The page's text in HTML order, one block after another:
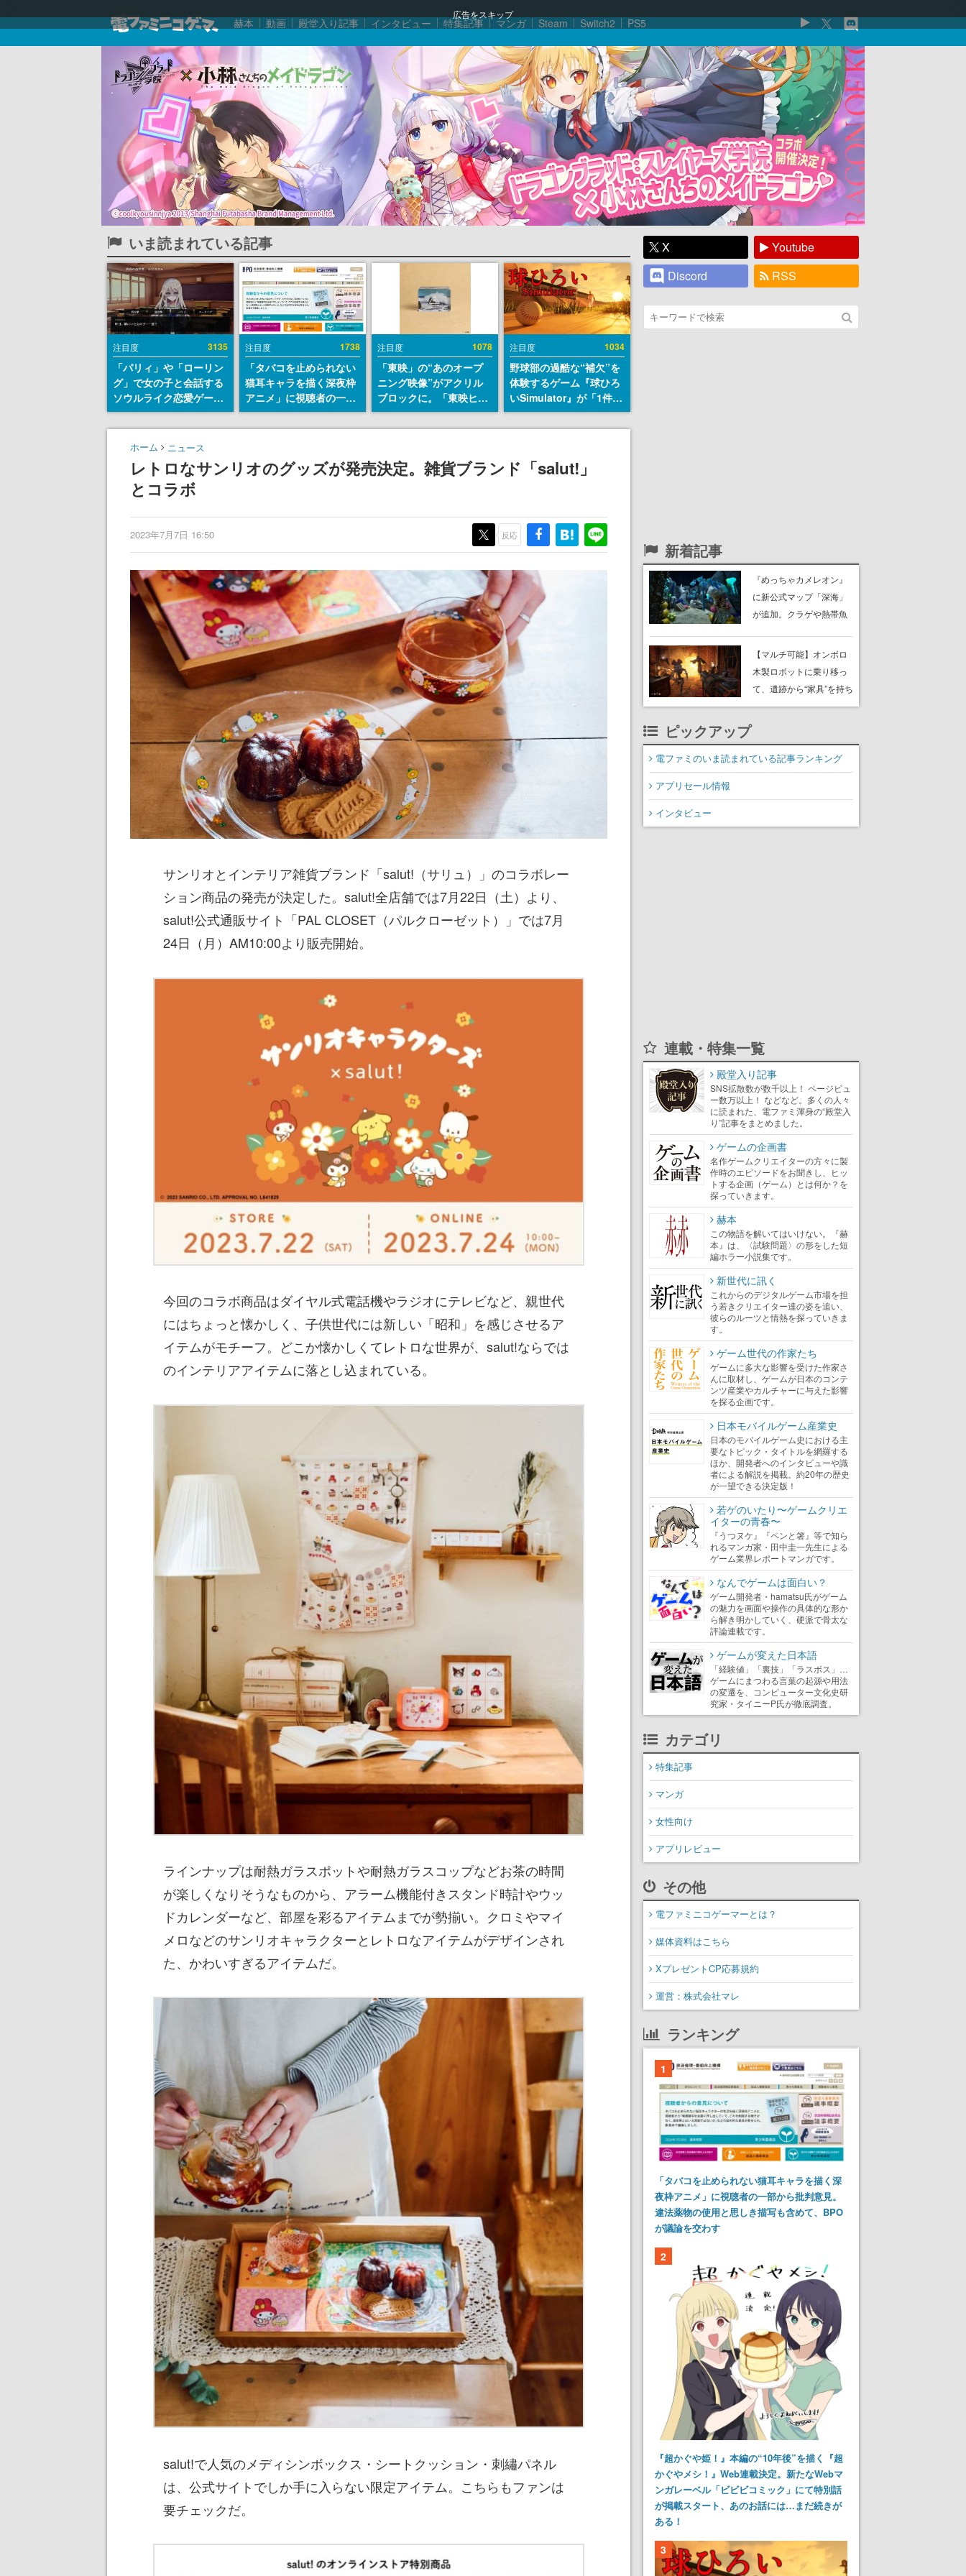
広告をスキップ
赫本 動画 殿堂入り記事 インタビュー 特集記事 マンガ Steam Switch2 PS5
いま読まれている記事
注目度 3135
「パリィ」や「ローリン
グ」で女の子と会話する
ソウルライク恋愛ゲーム
『小早川さんはソウルラ
イク』無料公開。返事に
失敗すると「YOU
注目度 1738
「タバコを止められない
猫耳キャラを描く深夜枠
アニメ」に視聴者の一部
から批判意見。違法薬物
の使用と思しき描写も含
注目度 1078
「東映」の“あのオープ
ニング映像”がアクリル
ブロックに。「東映ヒス
トリカル グッズコレクシ
ョン」が8月下旬より発
注目度 1034
野球部の過酷な“補欠”を
体験するゲーム『球ひろ
いSimulator』が「1件」
のウィッシュリストをも
とにチェコ語に対応し
ダム・カム』開発元やチ
ェコのプロ野球選手から
ホーム ニュース
レトロなサンリオのグッズが発売決定。雑貨ブランド「salut!」
とコラボ
2023年7月7日 16:50 反応
サンリオとインテリア雑貨ブランド「salut!（サリュ）」のコラボレー
ション商品の発売が決定した。salut!全店舗では7月22日（土）より、
salut!公式通販サイト「PAL CLOSET（パルクローゼット）」では7月
24日（月）AM10:00より販売開始。
今回のコラボ商品はダイヤル式電話機やラジオにテレビなど、親世代
にはちょっと懐かしく、子供世代には新しい「昭和」を感じさせるア
イテムがモチーフ。どこか懐かしくてレトロな世界が、salut!ならでは
のインテリアアイテムに落とし込まれている。
ラインナップは耐熱ガラスポットや耐熱ガラスコップなどお茶の時間
が楽しくなりそうなものから、アラーム機能付きスタンド時計やウッ
ドカレンダーなど、部屋を彩るアイテムまでが勢揃い。クロミやマイ
メロなどのサンリオキャラクターとレトロなアイテムがデザインされ
た、かわいすぎるアイテムだ。
salut!で人気のメディシンボックス・シートクッション・刺繡パネル
は、公式サイトでしか手に入らない限定アイテム。こちらもファンは
要チェックだ。
X
Youtube
Discord
RSS
新着記事
『めっちゃカメレオン』
に新公式マップ「深海」
が追加。クラゲや熱帯魚
や大きな貝も
【マルチ可能】オンボロ
木製ロボットに乗り移っ
て、遺跡から“家具”を持ち
帰るホラーアクションゲ
売。迫る“腐敗”から逃げ延
び、持ち帰った家具で基
ピックアップ
電ファミのいま読まれている記事ランキング
アプリセール情報
インタビュー
連載・特集一覧
殿堂入り記事
SNS拡散数が数千以上！ ページビュ
ー数万以上！ などなど。多くの人々
に読まれた、電ファミ渾身の“殿堂入
り”記事をまとめました。
ゲームの企画書
名作ゲームクリエイターの方々に製
作時のエピソードをお聞きし、ヒッ
トする企画（ゲーム）とは何か？を
探っていきます。
赫本
この物語を解いてはいけない。『赫
本』は、〈試験問題〉の形をした短
編ホラー小説集です。
新世代に訊く
これからのデジタルゲーム市場を担
う若きクリエイター達の姿を追い、
彼らのルーツと情熱を探っていきま
す。
ゲーム世代の作家たち
ゲームに多大な影響を受けた作家さ
んに取材し、ゲームが日本のコンテ
ンツ産業やカルチャーに与えた影響
を探る企画です。
日本モバイルゲーム産業史
日本のモバイルゲーム史における主
要なトピック・タイトルを網羅する
ほか、開発者へのインタビューや識
者による解説を掲載。約20年の歴史
が一望できる決定版！
若ゲのいたり〜ゲームクリエ
イターの青春〜
『うつヌケ』『ペンと箸』等で知ら
れるマンガ家・田中圭一先生による
ゲーム業界レポートマンガです。
なんでゲームは面白い？
ゲーム開発者・hamatsu氏がゲーム
の魅力を画面や操作の具体的な形か
ら解き明かしていく、硬派で骨太な
評論連載です。
ゲームが変えた日本語
「経験値」「裏技」「ラスボス」…
ゲームにまつわる言葉の起源や用法
の変遷を、コンピューター文化史研
究家・タイニーP氏が徹底調査。
カテゴリ
特集記事
マンガ
女性向け
アプリレビュー
その他
電ファミニコゲーマーとは？
媒体資料はこちら
XプレゼントCP応募規約
運営：株式会社マレ
ランキング
1
「タバコを止められない猫耳キャラを描く深
夜枠アニメ」に視聴者の一部から批判意見。
違法薬物の使用と思しき描写も含めて、BPO
が議論を交わす
2
『超かぐや姫！』本編の“10年後”を描く『超
かぐやメシ！』Web連載決定。新たなWebマ
ンガレーベル「ビビビコミック」にて特別話
が掲載スタート、あのお話には…まだ続きが
ある！
3